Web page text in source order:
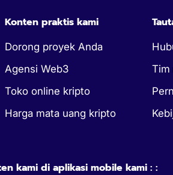
Konten praktis kami
Dorong proyek Anda
Agensi Web3
Toko online kripto
Harga mata uang kripto
Tim
kami di aplikasi mobile kami : :